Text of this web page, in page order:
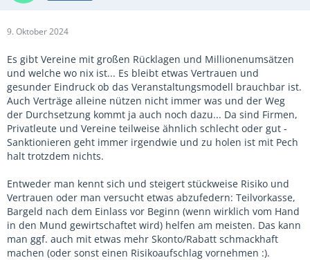
9. Oktober 2024
Es gibt Vereine mit großen Rücklagen und Millionenumsätzen
und welche wo nix ist... Es bleibt etwas Vertrauen und
gesunder Eindruck ob das Veranstaltungsmodell brauchbar ist.
Auch Verträge alleine nützen nicht immer was und der Weg
der Durchsetzung kommt ja auch noch dazu... Da sind Firmen,
Privatleute und Vereine teilweise ähnlich schlecht oder gut -
Sanktionieren geht immer irgendwie und zu holen ist mit Pech
halt trotzdem nichts.
Entweder man kennt sich und steigert stückweise Risiko und
Vertrauen oder man versucht etwas abzufedern: Teilvorkasse,
Bargeld nach dem Einlass vor Beginn (wenn wirklich vom Hand
in den Mund gewirtschaftet wird) helfen am meisten. Das kann
man ggf. auch mit etwas mehr Skonto/Rabatt schmackhaft
machen (oder sonst einen Risikoaufschlag vornehmen :).